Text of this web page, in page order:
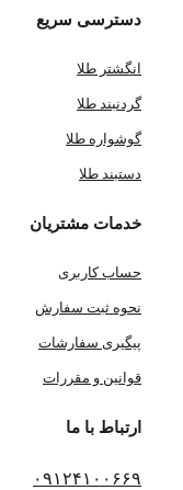
دسترسی سریع
انگشتر طلا
گردنبند طلا
گوشواره طلا
دستبند طلا
خدمات مشتریان
حساب کاربری
نحوه ثبت سفارش
پیگیری سفارشات
قوانین و مقررات
ارتباط با ما
۰۹۱۲۴۱۰۰۶۶۹